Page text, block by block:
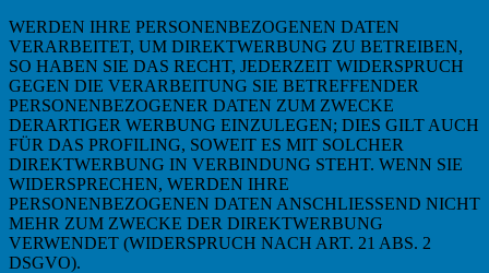
WERDEN IHRE PERSONENBEZOGENEN DATEN
VERARBEITET, UM DIREKTWERBUNG ZU BETREIBEN,
SO HABEN SIE DAS RECHT, JEDERZEIT WIDERSPRUCH
GEGEN DIE VERARBEITUNG SIE BETREFFENDER
PERSONENBEZOGENER DATEN ZUM ZWECKE
DERARTIGER WERBUNG EINZULEGEN; DIES GILT AUCH
FÜR DAS PROFILING, SOWEIT ES MIT SOLCHER
DIREKTWERBUNG IN VERBINDUNG STEHT. WENN SIE
WIDERSPRECHEN, WERDEN IHRE
PERSONENBEZOGENEN DATEN ANSCHLIESSEND NICHT
MEHR ZUM ZWECKE DER DIREKTWERBUNG
VERWENDET (WIDERSPRUCH NACH ART. 21 ABS. 2
DSGVO).